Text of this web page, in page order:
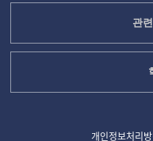
관
개인정보처리